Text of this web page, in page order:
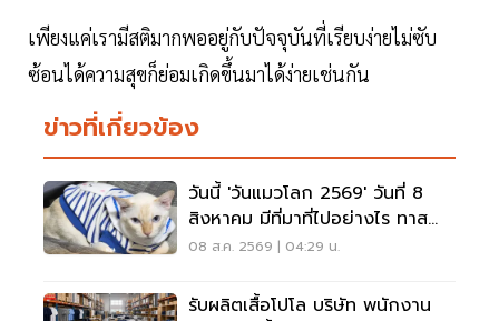
เพียงแค่เรามีสติมากพออยู่กับปัจจุบันที่เรียบง่ายไม่ซับ
ซ้อนได้ความสุขก็ย่อมเกิดขึ้นมาได้ง่ายเช่นกัน
ข่าวที่เกี่ยวข้อง
วันนี้ 'วันแมวโลก 2569' วันที่ 8
สิงหาคม มีที่มาที่ไปอย่างไร ทาส
แมวต้องรู้
08 ส.ค. 2569 | 04:29 น.
รับผลิตเสื้อโปโล บริษัท พนักงาน